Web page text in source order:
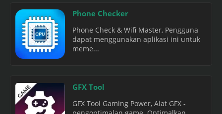
Phone Checker
Phone Check & Wifi Master, Pengguna
dapat menggunakan aplikasi ini untuk
meme...
GFX Tool
GFX Tool Gaming Power, Alat GFX -